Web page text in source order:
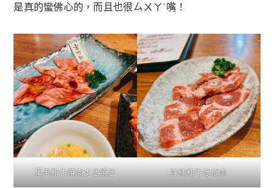
是真的蠻佛心的，而且也很ㄙㄨㄚˋ嘴！
黒毛和牛焼肉すき焼き 沖縄和牛ほほ肉